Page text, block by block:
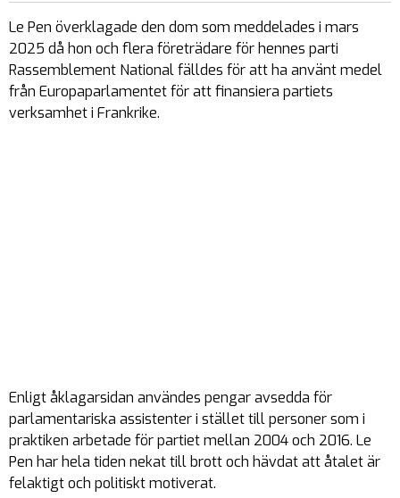
Le Pen överklagade den dom som meddelades i mars
2025 då hon och flera företrädare för hennes parti
Rassemblement National fälldes för att ha använt medel
från Europaparlamentet för att finansiera partiets
verksamhet i Frankrike.
Enligt åklagarsidan användes pengar avsedda för
parlamentariska assistenter i stället till personer som i
praktiken arbetade för partiet mellan 2004 och 2016. Le
Pen har hela tiden nekat till brott och hävdat att åtalet är
felaktigt och politiskt motiverat.